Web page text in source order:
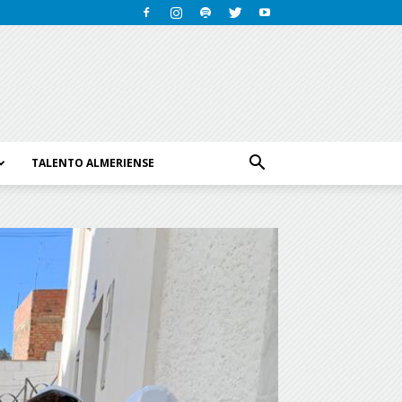
TALENTO ALMERIENSE